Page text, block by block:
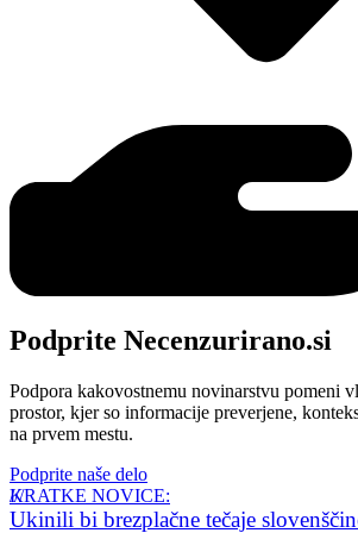
Podprite Necenzurirano.si
Podpora kakovostnemu novinarstvu pomeni
prostor, kjer so informacije preverjene,
na prvem mestu.
Podprite naše delo
KRATKE NOVICE:
Ukinili bi brezplačne tečaje